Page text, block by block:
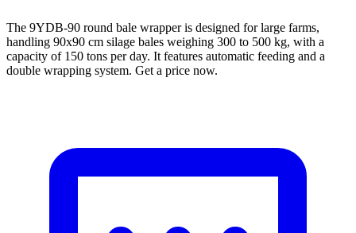
The 9YDB-90 round bale wrapper is designed for large farms,
handling 90x90 cm silage bales weighing 300 to 500 kg, with a
capacity of 150 tons per day. It features automatic feeding and a
double wrapping system. Get a price now.